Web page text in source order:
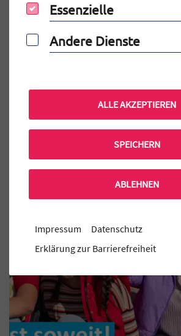
Auf einen Blick
Elternportal
Mensa Bestellung
Aktuelle MINT-EC Veranstaltungen
Essenzielle
Essenzielle
Andere Dienste
Andere Dienste
ALLE AKZEPTIEREN
SPEICHERN
ABLEHNEN
Impressum
Datenschutz
Erklärung zur Barrierefreiheit